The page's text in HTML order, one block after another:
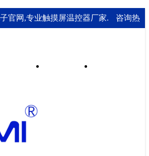
官网,专业触摸屏温控器厂家. 咨询热